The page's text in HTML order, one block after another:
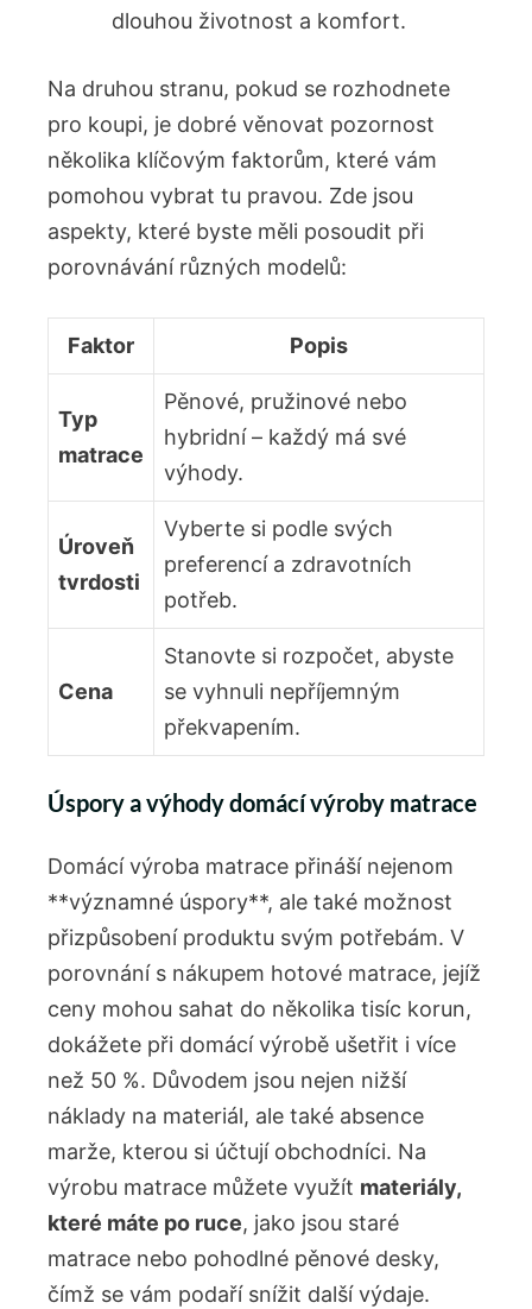
dlouhou životnost a komfort.
Na druhou stranu, pokud se rozhodnete
pro koupi, je dobré věnovat pozornost
několika klíčovým faktorům, které vám
pomohou vybrat tu pravou. Zde jsou
aspekty, které byste měli posoudit při
porovnávání různých modelů:
Faktor Popis
Typ
matrace
Pěnové, pružinové nebo
hybridní – každý má své
výhody.
Úroveň
tvrdosti
Vyberte si podle svých
preferencí a zdravotních
potřeb.
Cena
Stanovte si rozpočet, abyste
se vyhnuli nepříjemným
překvapením.
Úspory a výhody domácí výroby matrace
Domácí výroba matrace přináší nejenom
**významné úspory**, ale také možnost
přizpůsobení produktu svým potřebám. V
porovnání s nákupem hotové matrace, jejíž
ceny mohou sahat do několika tisíc korun,
dokážete při domácí výrobě ušetřit i více
než 50 %. Důvodem jsou nejen nižší
náklady na materiál, ale také absence
marže, kterou si účtují obchodníci. Na
výrobu matrace můžete využít materiály,
které máte po ruce, jako jsou staré
matrace nebo pohodlné pěnové desky,
čímž se vám podaří snížit další výdaje.